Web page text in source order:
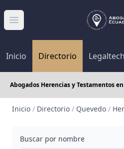
Abrir menú
Inicio Directorio Legaltech
Abogados Herencias y Testamentos
Inicio / Directorio / Quevedo /
Buscar por nombre